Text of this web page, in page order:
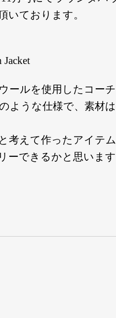
いております。
ールを使用したコー
ような仕様で、素材
考えて作ったアイテ
ーできるかと思いま